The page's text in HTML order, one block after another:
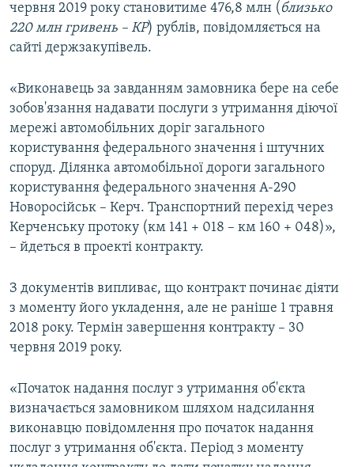
червня 2019 року становитиме 476,8 млн ( близько
220 млн гривень – КР) рублів, повідомляється на
сайті держзакупівель.
«Виконавець за завданням замовника бере на себе
зобов'язання надавати послуги з утримання діючої
мережі автомобільних доріг загального
користування федерального значення і штучних
споруд. Ділянка автомобільної дороги загального
користування федерального значення А-290
Новоросійськ – Керч. Транспортний перехід через
Керченську протоку (км 141 + 018 – км 160 + 048)»,
– йдеться в проекті контракту.
З документів випливає, що контракт починає діяти
з моменту його укладення, але не раніше 1 травня
2018 року. Термін завершення контракту – 30
червня 2019 року.
«Початок надання послуг з утримання об'єкта
визначається замовником шляхом надсилання
виконавцю повідомлення про початок надання
послуг з утримання об'єкта. Період з моменту